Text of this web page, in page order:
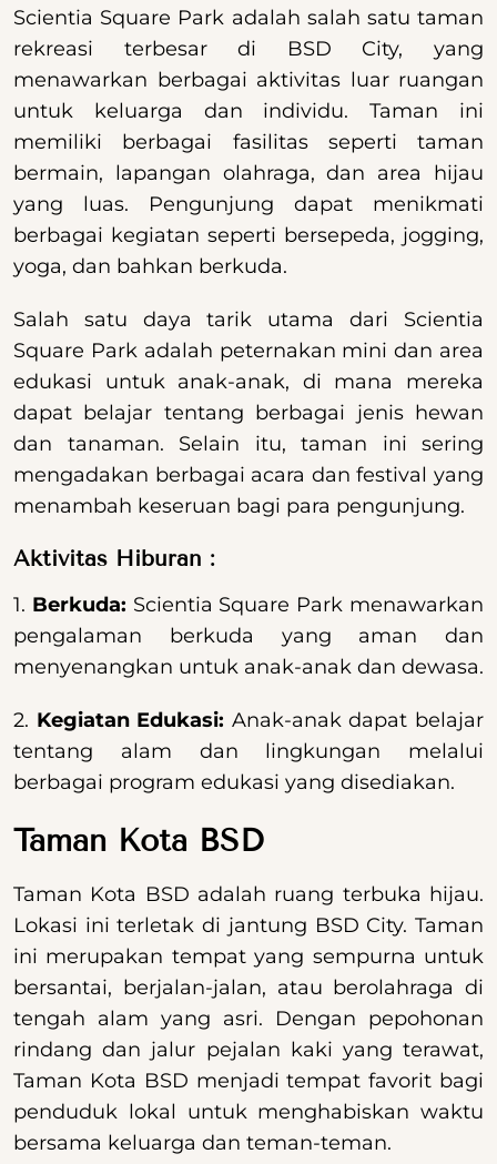
Scientia Square Park adalah salah satu taman
rekreasi terbesar di BSD City, yang
menawarkan berbagai aktivitas luar ruangan
untuk keluarga dan individu. Taman ini
memiliki berbagai fasilitas seperti taman
bermain, lapangan olahraga, dan area hijau
yang luas. Pengunjung dapat menikmati
berbagai kegiatan seperti bersepeda, jogging,
yoga, dan bahkan berkuda.
Salah satu daya tarik utama dari Scientia
Square Park adalah peternakan mini dan area
edukasi untuk anak-anak, di mana mereka
dapat belajar tentang berbagai jenis hewan
dan tanaman. Selain itu, taman ini sering
mengadakan berbagai acara dan festival yang
menambah keseruan bagi para pengunjung.
Aktivitas Hiburan :
1. Berkuda: Scientia Square Park menawarkan
pengalaman berkuda yang aman dan
menyenangkan untuk anak-anak dan dewasa.
2. Kegiatan Edukasi: Anak-anak dapat belajar
tentang alam dan lingkungan melalui
berbagai program edukasi yang disediakan.
Taman Kota BSD
Taman Kota BSD adalah ruang terbuka hijau.
Lokasi ini terletak di jantung BSD City. Taman
ini merupakan tempat yang sempurna untuk
bersantai, berjalan-jalan, atau berolahraga di
tengah alam yang asri. Dengan pepohonan
rindang dan jalur pejalan kaki yang terawat,
Taman Kota BSD menjadi tempat favorit bagi
penduduk lokal untuk menghabiskan waktu
bersama keluarga dan teman-teman.